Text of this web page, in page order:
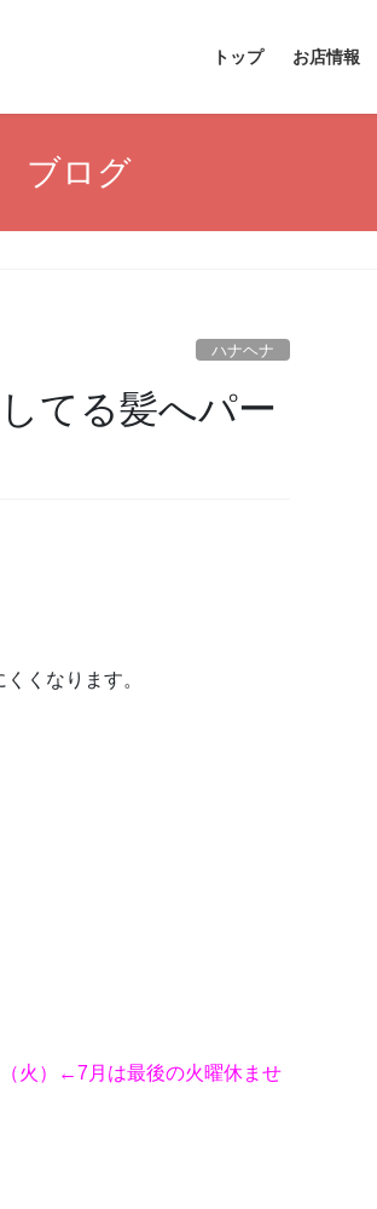
トップ お店情報
ブログ
ハナヘナ
てる髪へパー
くなります。
火）←7月は最後の火曜休ませ